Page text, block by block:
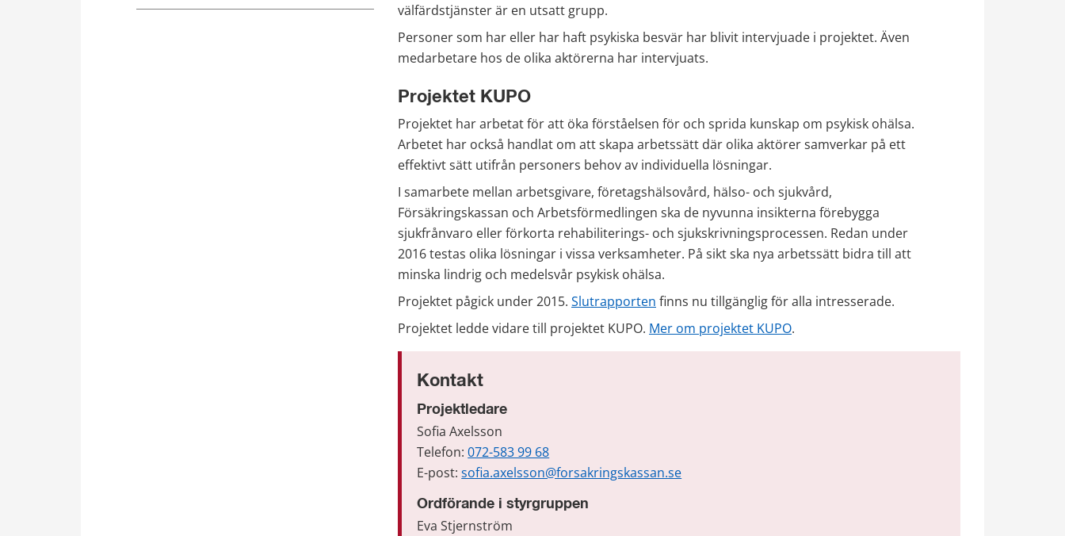
välfärdstjänster är en utsatt grupp.
Personer som har eller har haft psykiska besvär har blivit intervjuade i projektet. Även
medarbetare hos de olika aktörerna har intervjuats.
Projektet KUPO
Projektet har arbetat för att öka förståelsen för och sprida kunskap om psykisk ohälsa.
Arbetet har också handlat om att skapa arbetssätt där olika aktörer samverkar på ett
effektivt sätt utifrån personers behov av individuella lösningar.
I samarbete mellan arbetsgivare, företagshälsovård, hälso- och sjukvård,
Försäkringskassan och Arbetsförmedlingen ska de nyvunna insikterna förebygga
sjukfrånvaro eller förkorta rehabiliterings- och sjukskrivningsprocessen. Redan under
2016 testas olika lösningar i vissa verksamheter. På sikt ska nya arbetssätt bidra till att
minska lindrig och medelsvår psykisk ohälsa.
Projektet pågick under 2015. Slutrapporten finns nu tillgänglig för alla intresserade.
Projektet ledde vidare till projektet KUPO. Mer om projektet KUPO.
Kontakt
Projektledare
Sofia Axelsson
Telefon: 072-583 99 68
E-post: sofia.axelsson@forsakringskassan.se
Ordförande i styrgruppen
Eva Stjernström